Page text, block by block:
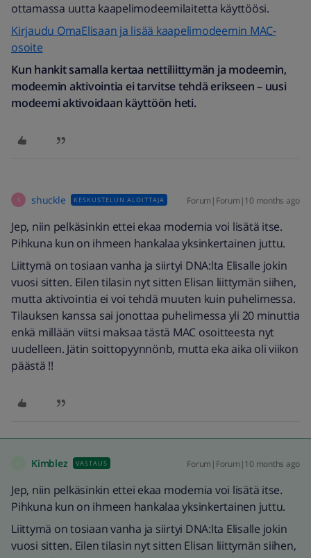
ottamassa uutta kaapelimodeemilaitetta käyttöösi.
Kirjaudu OmaElisaan ja lisää kaapelimodeemin MAC-
osoite
Kun hankit samalla kertaa nettiliittymän ja modeemin,
modeemin aktivointia ei tarvitse tehdä erikseen – uusi
modeemi aktivoidaan käyttöön heti.
S shuckle KESKUSTELUN ALOITTAJA Forum|Forum|10 months ago
Jep, niin pelkäsinkin ettei ekaa modemia voi lisätä itse.
Pihkuna kun on ihmeen hankalaa yksinkertainen juttu.
Liittymä on tosiaan vanha ja siirtyi DNA:lta Elisalle jokin
vuosi sitten. Eilen tilasin nyt sitten Elisan liittymän siihen,
mutta aktivointia ei voi tehdä muuten kuin puhelimessa.
Tilauksen kanssa sai jonottaa puhelimessa yli 20 minuttia
enkä millään viitsi maksaa tästä MAC osoitteesta nyt
uudelleen. Jätin soittopyynnönb, mutta eka aika oli viikon
päästä !!
Kimblez VASTAUS Forum|Forum|10 months ago
Jep, niin pelkäsinkin ettei ekaa modemia voi lisätä itse.
Pihkuna kun on ihmeen hankalaa yksinkertainen juttu.
Liittymä on tosiaan vanha ja siirtyi DNA:lta Elisalle jokin
vuosi sitten. Eilen tilasin nyt sitten Elisan liittymän siihen,